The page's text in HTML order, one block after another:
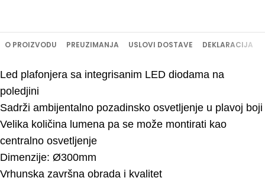
O PROIZVODU PREUZIMANJA USLOVI DOSTAVE DEKLARACIJA
Led plafonjera sa integrisanim LED diodama na
poledjini
Sadrži ambijentalno pozadinsko osvetljenje u plavoj boji
Velika količina lumena pa se može montirati kao
centralno osvetljenje
Dimenzije: Ø300mm
Vrhunska završna obrada i kvalitet